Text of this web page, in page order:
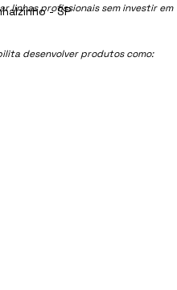
linhas profissionais sem investir em
desenvolver produtos como:
- SP